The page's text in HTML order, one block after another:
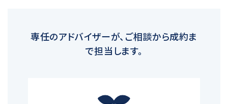
専任のアドバイザーが、ご相談から成約ま
で担当します。